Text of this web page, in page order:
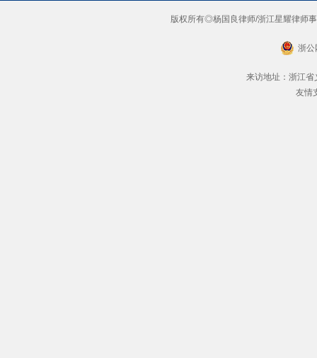
版权所有◎杨国良律师/浙江星耀律师
浙
来访地址：浙江
友情